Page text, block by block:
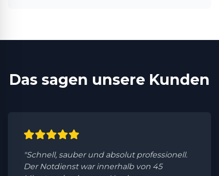
Das sagen unsere Kunden
"Schnell, sauber und absolut professionell.
Der Notdienst war innerhalb von 45